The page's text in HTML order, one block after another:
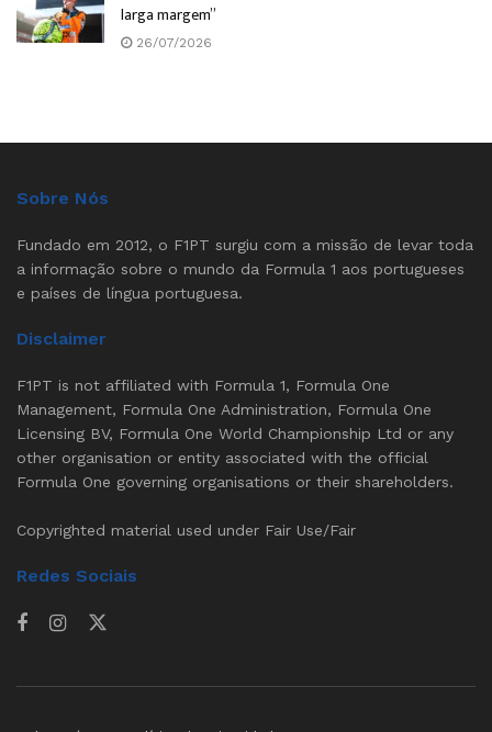
larga margem”
26/07/2026
Sobre Nós
Fundado em 2012, o F1PT surgiu com a missão de levar toda
a informação sobre o mundo da Formula 1 aos portugueses
e países de língua portuguesa.
Disclaimer
F1PT is not affiliated with Formula 1, Formula One
Management, Formula One Administration, Formula One
Licensing BV, Formula One World Championship Ltd or any
other organisation or entity associated with the official
Formula One governing organisations or their shareholders.
Copyrighted material used under Fair Use/Fair
Redes Sociais